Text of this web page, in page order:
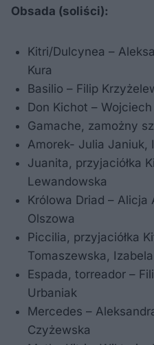
Obsada (soliści):
Kitri/Dulcynea –
Kura
Basilio – Filip
Don Kichot –
Gamache, zamożny
Amorek- Julia Janiuk,
Juanita, przyjaciółka
Lewandowska
Królowa Driad – Alicja
Olszowa
Piccilia, przyjaciółka
Tomaszewska,
Espada, torreador –
Urbaniak
Mercedes –
Czyżewska